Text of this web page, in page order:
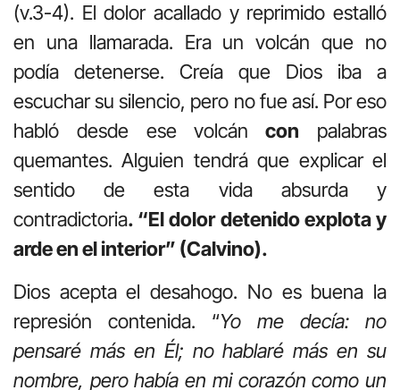
(v.3-4). El dolor acallado y reprimido estalló
en una llamarada. Era un volcán que no
podía detenerse. Creía que Dios iba a
escuchar su silencio, pero no fue así. Por eso
habló desde ese volcán con palabras
quemantes. Alguien tendrá que explicar el
sentido de esta vida absurda y
contradictoria. “El dolor detenido explota y
arde en el interior” (Calvino).
Dios acepta el desahogo. No es buena la
represión contenida. “Yo me decía: no
pensaré más en Él; no hablaré más en su
nombre, pero había en mi corazón como un